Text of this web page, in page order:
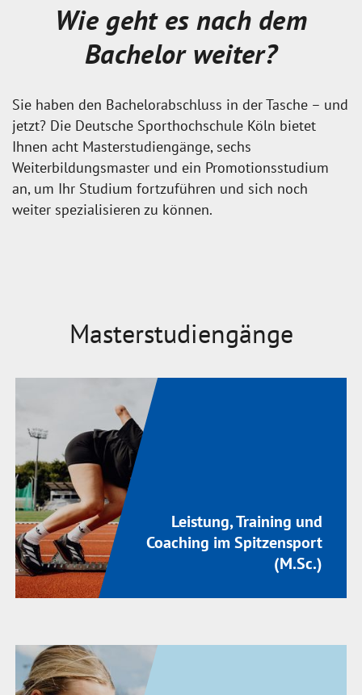
Wie geht es nach dem
Bachelor weiter?
Sie haben den Bachelorabschluss in der Tasche – und
jetzt? Die Deutsche Sporthochschule Köln bietet
Ihnen acht Masterstudiengänge, sechs
Weiterbildungsmaster und ein Promotionsstudium
an, um Ihr Studium fortzuführen und sich noch
weiter spezialisieren zu können.
Masterstudiengänge
Leistung, Training und
Coaching im Spitzensport
(M.Sc.)